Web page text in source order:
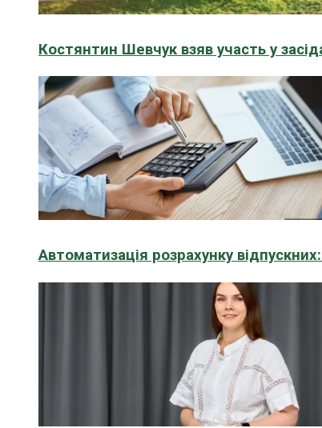
Костянтин Шевчук взяв участь у
Автоматизація розрахунку